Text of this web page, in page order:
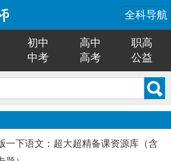
全科导航
初中 高中
职高
中考 高考 公益
一下语文：超大超精备课资源库（含